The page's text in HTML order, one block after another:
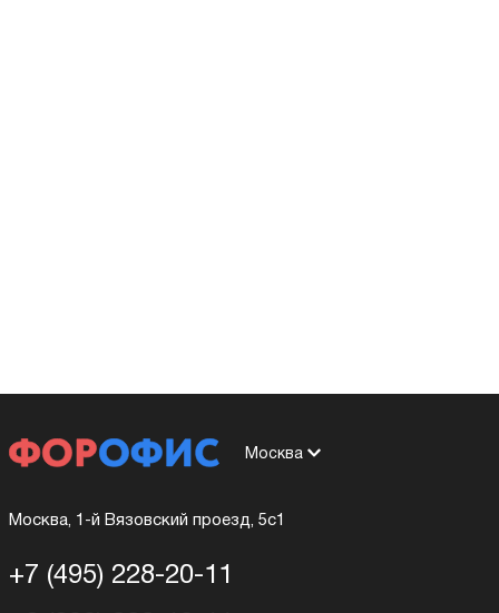
Москва
Москва, 1-й Вязовский проезд, 5с1
+7 (495) 228-20-11